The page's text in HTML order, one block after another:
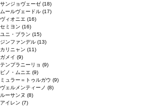
サンジョヴェーゼ (18)
ムールヴェードル (17)
ヴィオニエ (16)
セミヨン (16)
ユニ・ブラン (15)
ジンファンデル (13)
カリニャン (11)
ガメイ (9)
テンプラニーリョ (9)
ピノ・ムニエ (9)
ミュラー＝トゥルガウ (9)
ヴェルメンティーノ (8)
ルーサンヌ (8)
アイレン (7)